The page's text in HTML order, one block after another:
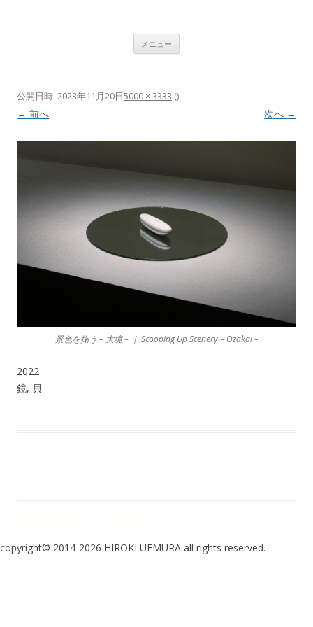
メニュー
公開日時: 2023年11月20日5000 × 3333 ()
← 前へ 次へ →
景色を掬う – 大境 – ｜ Scooping Up Scenery – Ozakai –
2022
鏡, 貝
copyright© 2014-2026 HIROKI UEMURA all rights reserved.